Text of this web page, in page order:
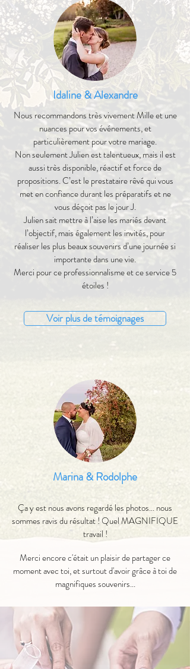
Idaline & Alexandre
Nous recommandons très vivement Mille et une
nuances pour vos événements, et
particulièrement pour votre mariage.
Non seulement Julien est talentueux, mais il est
aussi très disponible, réactif et force de
propositions. C’est le prestataire rêvé qui vous
met en confiance durant les préparatifs et ne
vous déçoit pas le jour J.
Julien sait mettre à l’aise les mariés devant
l’objectif, mais également les invités, pour
réaliser les plus beaux souvenirs d’une journée si
importante dans une vie.
Merci pour ce professionnalisme et ce service 5
étoiles !
Voir plus de témoignages
Marina & Rodolphe
Ça y est nous avons regardé les photos... nous
sommes ravis du résultat ! Quel MAGNIFIQUE
travail !
Merci encore c'était un plaisir de partager ce
moment avec toi, et surtout d'avoir grâce à toi de
magnifiques souvenirs...